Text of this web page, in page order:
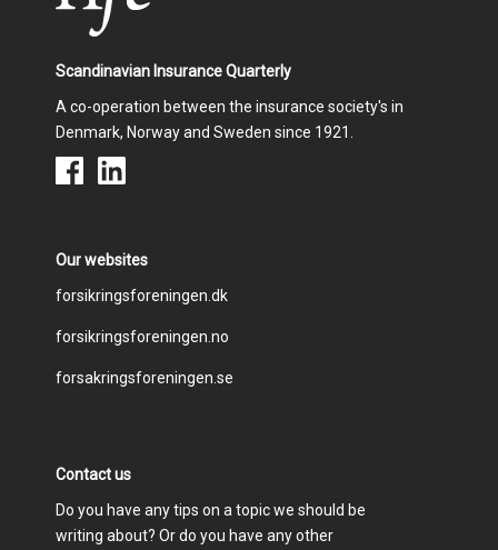
Scandinavian Insurance Quarterly
A co-operation between the insurance society's in
Denmark, Norway and Sweden since 1921.
Our websites
Footer
menu
forsikringsforeningen.dk
forsikringsforeningen.no
forsakringsforeningen.se
Contact us
Do you have any tips on a topic we should be
writing about? Or do you have any other